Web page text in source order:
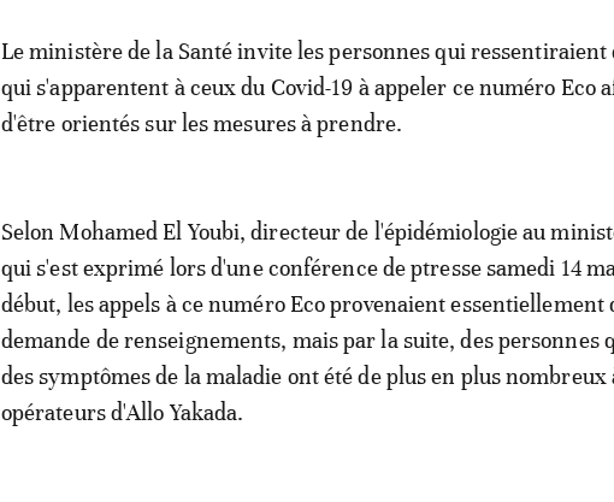
Le ministère de la Santé invite les personnes qui ressentiraient
qui s'apparentent à ceux du Covid-19 à appeler ce numéro Eco
d'être orientés sur les mesures à prendre.
Selon Mohamed El Youbi, directeur de l'épidémiologie au
qui s'est exprimé lors d'une conférence de ptresse samedi 14
début, les appels à ce numéro Eco provenaient essentiellement
demande de renseignements, mais par la suite, des personnes
des symptômes de la maladie ont été de plus en plus
opérateurs d'Allo Yakada.